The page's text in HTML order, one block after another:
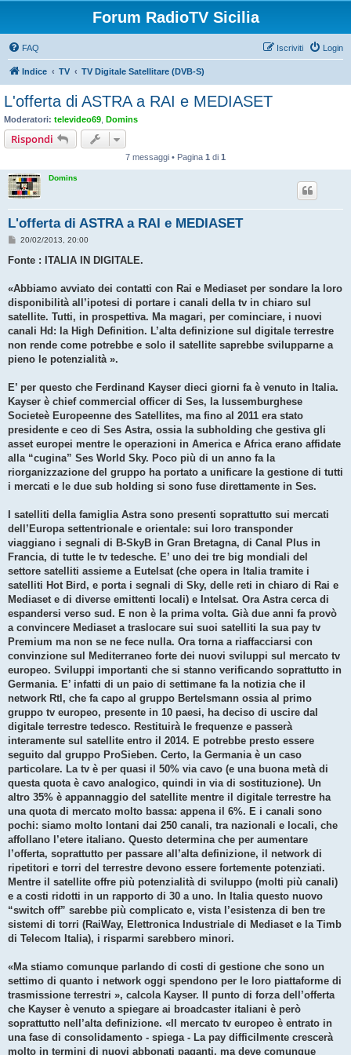
Forum RadioTV Sicilia
FAQ Login
Iscriviti
Indice TV TV Digitale Satellitare (DVB-S)
L'offerta di ASTRA a RAI e MEDIASET
Moderatori: televideo69 Domins
Rispondi
7 messaggi • Pagina 1 di 1
Domins
L'offerta di ASTRA a RAI e MEDIASET
M
s
g
i
o
20/02/2013, 20:00
Fonte : ITALIA IN DIGITALE.
«Abbiamo avviato dei contatti con Rai e Mediaset per sondare la loro
disponibilità all’ipotesi di portare i canali della tv in chiaro sul
satellite. Tutti, in prospettiva. Ma magari, per cominciare, i nuovi
canali Hd: la High Definition. L’alta definizione sul digitale terrestre
non rende come potrebbe e solo il satellite saprebbe svilupparne a
pieno le potenzialità ».
E’ per questo che Ferdinand Kayser dieci giorni fa è venuto in Italia.
Kayser è chief commercial officer di Ses, la lussemburghese
Societeè Europeenne des Satellites, ma fino al 2011 era stato
presidente e ceo di Ses Astra, ossia la subholding che gestiva gli
asset europei mentre le operazioni in America e Africa erano affidate
alla “cugina” Ses World Sky. Poco più di un anno fa la
riorganizzazione del gruppo ha portato a unificare la gestione di tutti
i mercati e le due sub holding si sono fuse direttamente in Ses.
I satelliti della famiglia Astra sono presenti soprattutto sui mercati
dell’Europa settentrionale e orientale: sui loro transponder
viaggiano i segnali di B-SkyB in Gran Bretagna, di Canal Plus in
Francia, di tutte le tv tedesche. E’ uno dei tre big mondiali del
settore satelliti assieme a Eutelsat (che opera in Italia tramite i
satelliti Hot Bird, e porta i segnali di Sky, delle reti in chiaro di Rai e
Mediaset e di diverse emittenti locali) e Intelsat. Ora Astra cerca di
espandersi verso sud. E non è la prima volta. Già due anni fa provò
a convincere Mediaset a traslocare sui suoi satelliti la sua pay tv
Premium ma non se ne fece nulla. Ora torna a riaffacciarsi con
convinzione sul Mediterraneo forte dei nuovi sviluppi sul mercato tv
europeo. Sviluppi importanti che si stanno verificando soprattutto in
Germania. E’ infatti di un paio di settimane fa la notizia che il
network Rtl, che fa capo al gruppo Bertelsmann ossia al primo
gruppo tv europeo, presente in 10 paesi, ha deciso di uscire dal
digitale terrestre tedesco. Restituirà le frequenze e passerà
interamente sul satellite entro il 2014. E potrebbe presto essere
seguito dal gruppo ProSieben. Certo, la Germania è un caso
particolare. La tv è per quasi il 50% via cavo (e una buona metà di
questa quota è cavo analogico, quindi in via di sostituzione). Un
altro 35% è appannaggio del satellite mentre il digitale terrestre ha
una quota di mercato molto bassa: appena il 6%. E i canali sono
pochi: siamo molto lontani dai 250 canali, tra nazionali e locali, che
affollano l’etere italiano. Questo determina che per aumentare
l’offerta, soprattutto per passare all’alta definizione, il network di
ripetitori e torri del terrestre devono essere fortemente potenziati.
Mentre il satellite offre più potenzialità di sviluppo (molti più canali)
e a costi ridotti in un rapporto di 30 a uno. In Italia questo nuovo
“switch off” sarebbe più complicato e, vista l’esistenza di ben tre
sistemi di torri (RaiWay, Elettronica Industriale di Mediaset e la Timb
di Telecom Italia), i risparmi sarebbero minori.
«Ma stiamo comunque parlando di costi di gestione che sono un
settimo di quanto i network oggi spendono per le loro piattaforme di
trasmissione terrestri », calcola Kayser. Il punto di forza dell’offerta
che Kayser è venuto a spiegare ai broadcaster italiani è però
soprattutto nell’alta definizione. «Il mercato tv europeo è entrato in
una fase di consolidamento - spiega - La pay difficilmente crescerà
molto in termini di nuovi abbonati paganti, ma deve comunque